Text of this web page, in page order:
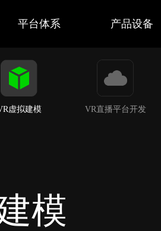
平台体系 产品设备
虚拟建模 VR直播平台开发
模